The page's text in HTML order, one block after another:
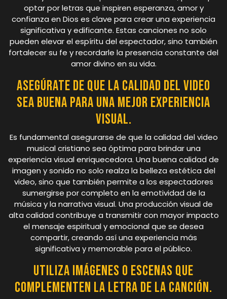
optar por letras que inspiren esperanza, amor y
confianza en Dios es clave para crear una experiencia
significativa y edificante. Estas canciones no solo
pueden elevar el espíritu del espectador, sino también
fortalecer su fe y recordarle la presencia constante del
amor divino en su vida.
Asegúrate de que la calidad del video
sea buena para una mejor experiencia
visual.
Es fundamental asegurarse de que la calidad del video
musical cristiano sea óptima para brindar una
experiencia visual enriquecedora. Una buena calidad de
imagen y sonido no solo realza la belleza estética del
video, sino que también permite a los espectadores
sumergirse por completo en la emotividad de la
música y la narrativa visual. Una producción visual de
alta calidad contribuye a transmitir con mayor impacto
el mensaje espiritual y emocional que se desea
compartir, creando así una experiencia más
significativa y memorable para el público.
Utiliza imágenes o escenas que
complementen la letra de la canción.